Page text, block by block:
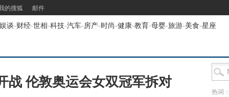
的搜狐 邮件
娱谈-财经-世相-科技-汽车-房产-时尚-健康-教育-母婴-旅游-美食-星座
战 伦敦奥运会女双冠军拆对
热词